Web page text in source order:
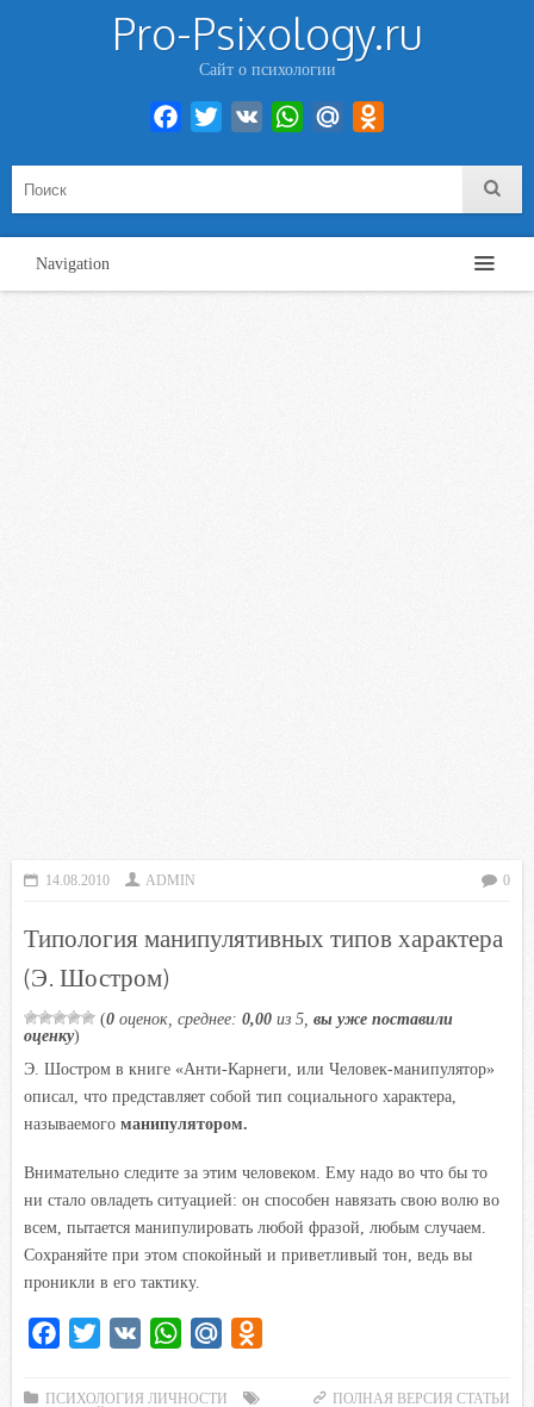
Pro-Psixology.ru
Сайт о психологии
Facebook
Twitter VK WhatsAppMail.Ru
Navigation
14.08.2010 ADMIN 0
Типология манипулятивных типов характера
(Э. Шостром)
(0 оценок, среднее: 0,00 из 5, вы уже поставили
оценку)
Э. Шостром в книге «Анти-Карнеги, или Человек-манипулятор»
описал, что представляет собой тип социального характера,
называемого манипулятором.
Внимательно следите за этим человеком. Ему надо во что бы то
ни стало овладеть ситуацией: он способен навязать свою волю во
всем, пытается манипулировать любой фразой, любым случаем.
Сохраняйте при этом спокойный и приветливый тон, ведь вы
проникли в его тактику.
c
i
W
a
i
ПОЛНАЯ ВЕРСИЯ СТАТЬИ
ПСИХОЛОГИЯ ЛИЧНОСТИ